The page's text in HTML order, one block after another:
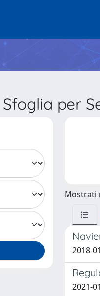
Sfoglia per
Mostrati
2018-
2021-